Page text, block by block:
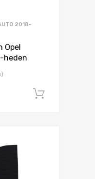
2018-
Opel
heden